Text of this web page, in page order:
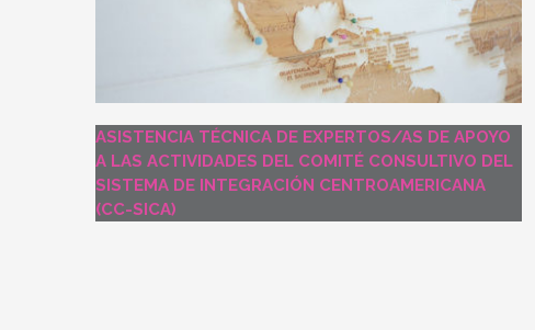
ASISTENCIA TÉCNICA DE EXPERTOS/AS DE APOYO
A LAS ACTIVIDADES DEL COMITÉ CONSULTIVO DEL
SISTEMA DE INTEGRACIÓN CENTROAMERICANA
(CC-SICA)